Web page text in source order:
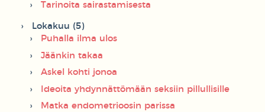
Tarinoita sairastamisesta
Lokakuu (5)
Puhalla ilma ulos
Jäänkin takaa
Askel kohti jonoa
Ideoita yhdynnättömään seksiin pillullisille
Matka endometrioosin parissa